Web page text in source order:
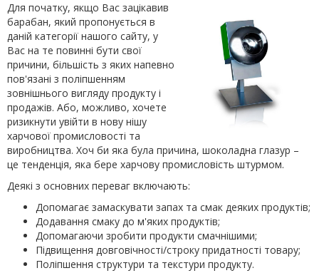
Для початку, якщо Вас зацікавив
барабан, який пропонується в
даній категорії нашого сайту, у
Вас на те повинні бути свої
причини, більшість з яких напевно
пов'язані з поліпшенням
зовнішнього вигляду продукту і
продажів. Або, можливо, хочете
ризикнути увійти в нову нішу
харчової промисловості та
виробництва. Хоч би яка була причина, шоколадна глазур –
це тенденція, яка бере харчову промисловість штурмом.
Деякі з основних переваг включають:
Допомагає замаскувати запах та смак деяких продуктів;
Додавання смаку до м'яких продуктів;
Допомагаючи зробити продукти смачнішими;
Підвищення довговічності/строку придатності товару;
Поліпшення структури та текстури продукту.